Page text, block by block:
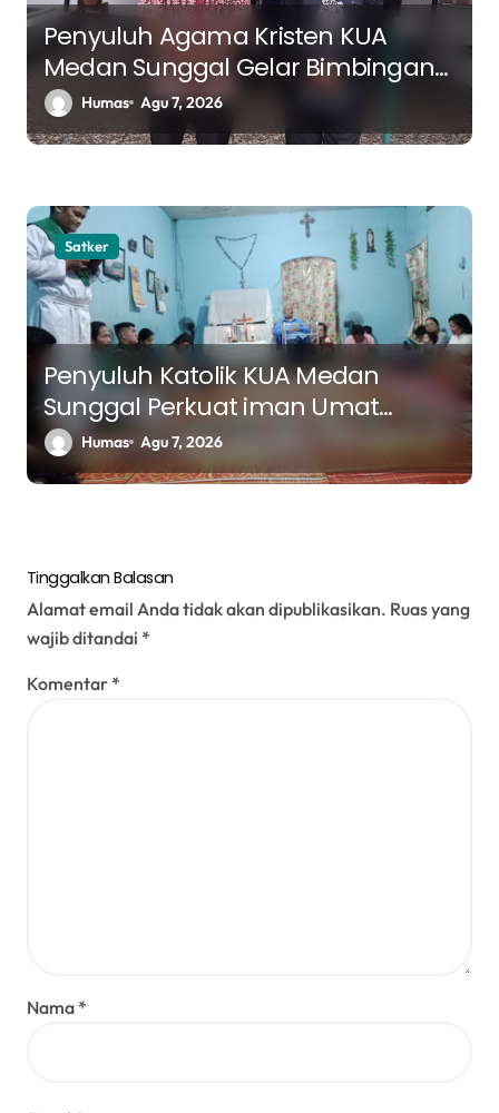
Penyuluh Agama Kristen KUA
Medan Sunggal Gelar Bimbingan
Rohani di RSJ Bina Karsa Medan
Humas Agu 7, 2026
Satker
Penyuluh Katolik KUA Medan
Sunggal Perkuat iman Umat
Melalui Pendalaman Kitab Suci
Humas Agu 7, 2026
Tinggalkan Balasan
Alamat email Anda tidak akan dipublikasikan. Ruas yang
wajib ditandai *
Komentar *
Nama *